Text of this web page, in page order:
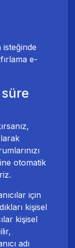
isteğinde
e-
otomatik
için
kişisel
kişisel
adı